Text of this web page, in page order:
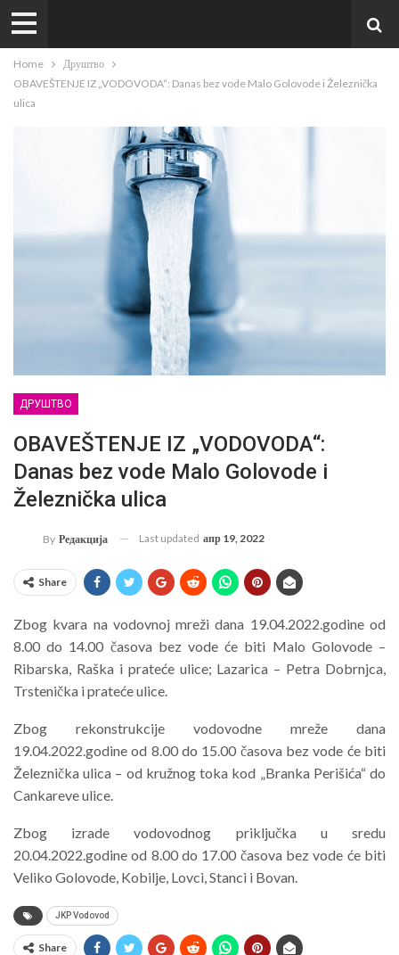
Home
Друштво
OBAVEŠTENJE IZ „VODOVODA“: Danas bez vode Malo Golovode i Železnička
ulica
ДРУШТВО
OBAVEŠTENJE IZ „VODOVODA“:
Danas bez vode Malo Golovode i
Železnička ulica
By Редакција Last updated апр 19, 2022
Share
Zbog kvara na vodovnoj mreži dana 19.04.2022.godine od
8.00 do 14.00 časova bez vode će biti Malo Golovode –
Ribarska, Raška i prateće ulice; Lazarica – Petra Dobrnjca,
Trstenička i prateće ulice.
Zbog rekonstrukcije vodovodne mreže dana
19.04.2022.godine od 8.00 do 15.00 časova bez vode će biti
Železnička ulica – od kružnog toka kod „Branka Perišića“ do
Cankareve ulice.
Zbog izrade vodovodnog priključka u sredu
20.04.2022.godine od 8.00 do 17.00 časova bez vode će biti
Veliko Golovode, Kobilje, Lovci, Stanci i Bovan.
JKP Vodovod
Share